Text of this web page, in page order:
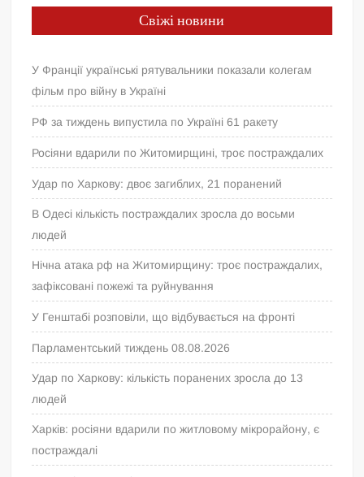
Свіжі новини
У Франції українські рятувальники показали колегам
фільм про війну в Україні
РФ за тиждень випустила по Україні 61 ракету
Росіяни вдарили по Житомирщині, троє постраждалих
Удар по Харкову: двоє загиблих, 21 поранений
В Одесі кількість постраждалих зросла до восьми
людей
Нічна атака рф на Житомирщину: троє постраждалих,
зафіксовані пожежі та руйнування
У Генштабі розповіли, що відбувається на фронті
Парламентський тиждень 08.08.2026
Удар по Харкову: кількість поранених зросла до 13
людей
Харків: росіяни вдарили по житловому мікрорайону, є
постраждалі